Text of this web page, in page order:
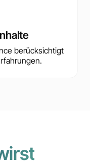
berücksichtigt